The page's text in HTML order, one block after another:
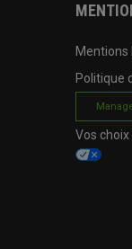
Mentions
Politique
Vos